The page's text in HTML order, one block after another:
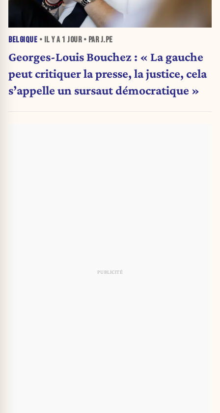
BELGIQUE • IL Y A 1 JOUR• PAR J.PE
Georges-Louis Bouchez : « La gauche
peut critiquer la presse, la justice, cela
s’appelle un sursaut démocratique »